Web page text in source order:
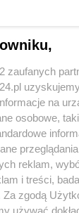
zaufanych
na
osobowe,
reklam,
i treści,
Za zgodą
używać